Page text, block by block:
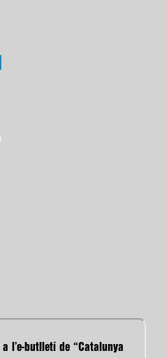
l’e-butlletí de “Catalunya